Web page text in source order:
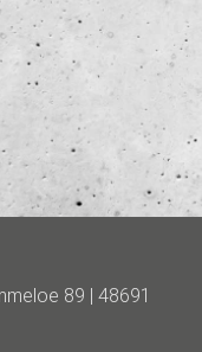
89 | 48691